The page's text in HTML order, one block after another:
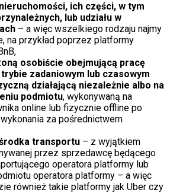
ich części, w tym
lub udziału w
– a więc wszelkiego rodzaju najmy
na przykład poprzez platformy
osobiście obejmującą pracę
zadaniowym lub czasowym
działającą niezależnie albo na
podmiotu, wykonywaną na
online lub fizycznie offline po
za pośrednictwem
transportu – z wyjątkiem
przez sprzedawcę będącego
operatora platformy lub
operatora platformy – a więc
również takie platformy jak Uber czy